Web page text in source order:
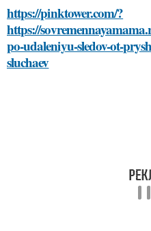
https://pinktower.com/?
https://
po-udaleniyu-sledov-ot-
sluchaev